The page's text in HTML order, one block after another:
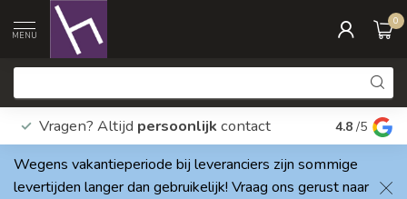
MENU
0
Vragen? Altijd persoonlijk contact Elke dag
4.8 /5
Wegens vakantieperiode bij leveranciers zijn sommige
levertijden langer dan gebruikelijk! Vraag ons gerust naar